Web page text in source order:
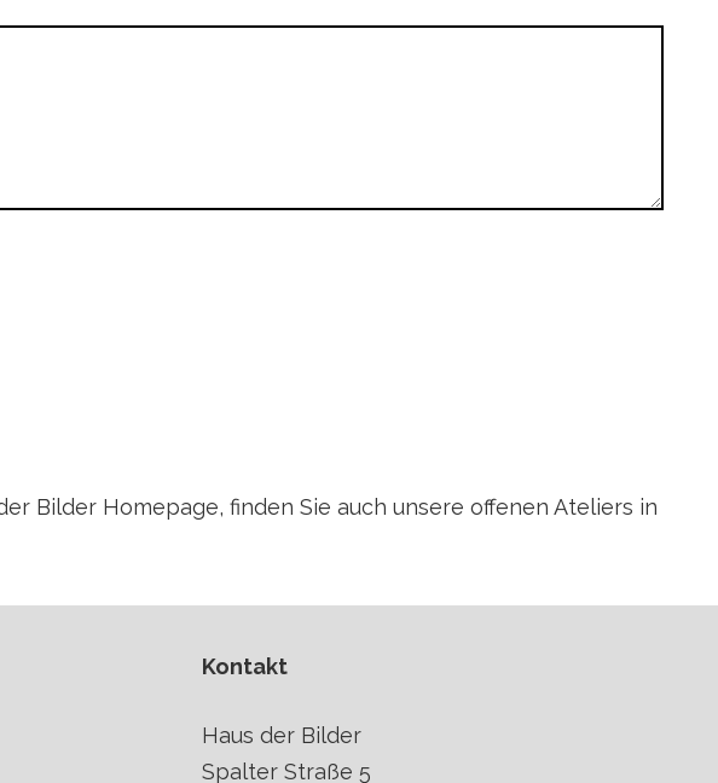
Bilder Homepage, finden Sie auch unsere offenen Ateliers in
Kontakt
Haus der Bilder
Spalter Straße 5